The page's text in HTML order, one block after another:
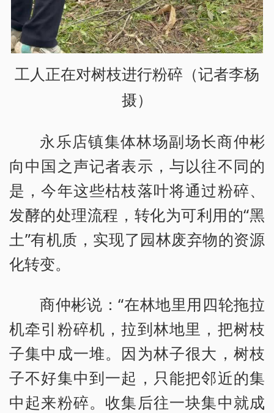
工人正在对树枝进行粉碎（记者李杨
摄）
永乐店镇集体林场副场长商仲彬
向中国之声记者表示，与以往不同的
是，今年这些枯枝落叶将通过粉碎、
发酵的处理流程，转化为可利用的“黑
土”有机质，实现了园林废弃物的资源
化转变。
商仲彬说：“在林地里用四轮拖拉
机牵引粉碎机，拉到林地里，把树枝
子集中成一堆。因为林子很大，树枝
子不好集中到一起，只能把邻近的集
中起来粉碎。收集后往一块集中就成